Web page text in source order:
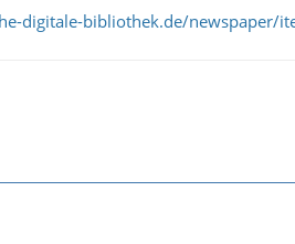
digitale-bibliothek.de/newspaper/